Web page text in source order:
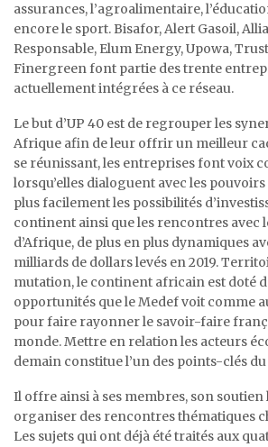
assurances, l’agroalimentaire,
encore le sport. Bisafor, Alert Gasoil,
Responsable, Elum Energy, Upowa,
Finergreen font partie des trente
actuellement intégrées à ce réseau.
Le but d’UP 40 est de regrouper les
Afrique afin de leur offrir un meilleur
se réunissant, les entreprises font voix
lorsqu’elles dialoguent avec les
plus facilement les possibilités
continent ainsi que les rencontres avec
d’Afrique, de plus en plus dynamiques
milliards de dollars levés en 2019.
mutation, le continent africain est doté
opportunités que le Medef voit comme
pour faire rayonner le savoir-faire
monde. Mettre en relation les acteurs
demain constitue l’un des points-clés du
Il offre ainsi à ses membres, son
organiser des rencontres thématiques
Les sujets qui ont déjà été traités aux